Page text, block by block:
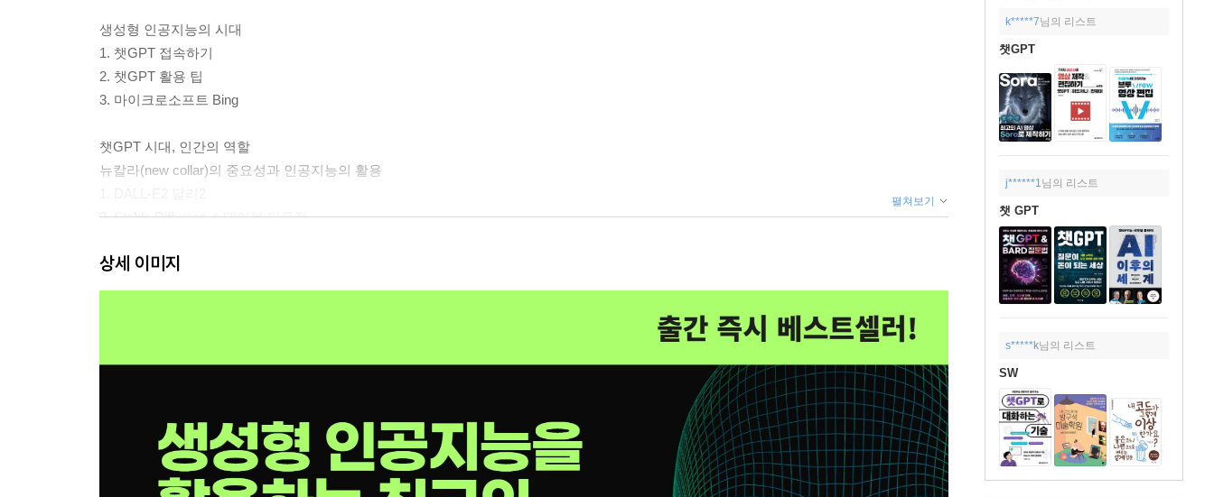
k*****7님의 리스트
챗GPT
j******1님의 리스트
챗 GPT
s*****k님의 리스트
SW
생성형 인공지능의 시대
1. 챗GPT 접속하기
2. 챗GPT 활용 팁
3. 마이크로소프트 Bing
챗GPT 시대, 인간의 역할
뉴칼라(new collar)의 중요성과 인공지능의 활용
2. Stable Diffusion 스테이블 디퓨전
프롬프트 검색/온라인 갤러리
6. PromptHero 프롬프트 공유 플랫폼
7. Eye for AI 프롬프트 빌더
8. Promptly.Pro 프롬프트 변경 사이트
펼쳐보기
상세 이미지